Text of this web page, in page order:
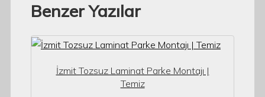
Benzer Yazılar
İzmit Tozsuz Laminat Parke Montajı |
Temiz